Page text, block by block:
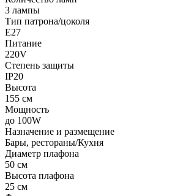
3 лампы
Тип патрона/цоколя
E27
Питание
220V
Степень защиты
IP20
Высота
155 см
Мощность
до 100W
Назначение и размещение
Бары, рестораны/Кухня
Диаметр плафона
50 см
Высота плафона
25 см